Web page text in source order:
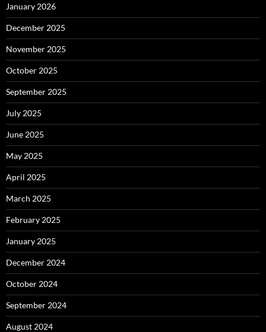
January 2026
December 2025
November 2025
October 2025
September 2025
July 2025
June 2025
May 2025
April 2025
March 2025
February 2025
January 2025
December 2024
October 2024
September 2024
August 2024